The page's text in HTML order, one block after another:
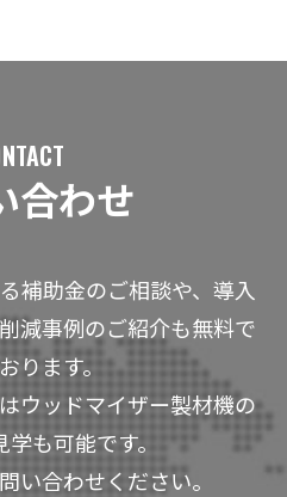
合わせ
補助金のご相談や、導入
減事例のご紹介も無料で
ります。
ウッドマイザー製材機の
も可能です。
い合わせください。